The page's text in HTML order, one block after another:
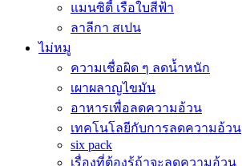
แมนซิตี้ เรือใบสีฟ้า
ลาลีกา สเปน
ไม่หมู
ความเชื่อผิด ๆ ลดน้ำหนัก
เผาผลาญไขมัน
อาหารเพื่อลดความอ้วน
เทคโนโลยีกับการลดความอ้วน
six pack
เรื่องที่ต้องรู้ถ้าจะลดความอ้วน